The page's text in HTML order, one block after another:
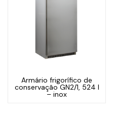
Armário frigorífico de
conservação GN2/1, 524 l
– inox